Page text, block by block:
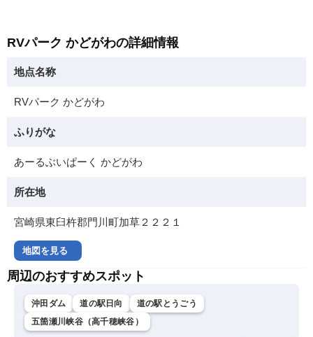
RVパーク かどがわの詳細情報
地点名称
RVパーク かどがわ
ふりがな
あーるぶいぱーく かどがわ
所在地
宮崎県東臼杵郡門川町加草２２２１
地図を見る
周辺のおすすめスポット
沖田ダム 道の駅日向
道の駅とうごう
五箇瀬川峡谷（高千穂峡谷）